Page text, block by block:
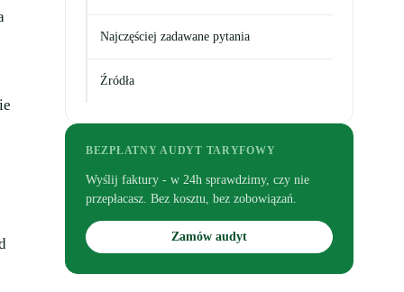
Najczęściej zadawane pytania
Źródła
BEZPŁATNY AUDYT TARYFOWY
Wyślij faktury - w 24h sprawdzimy, czy nie
przepłacasz. Bez kosztu, bez zobowiązań.
Zamów audyt